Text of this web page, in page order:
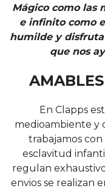
Mágico como las
e infinito como
humilde y disfruta
que nos
En Clapps
medioambiente y
trabajamos
esclavitud
regulan
envios se realizan